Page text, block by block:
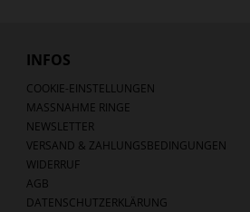
INFOS
COOKIE-EINSTELLUNGEN
MASSNAHME RINGE
NEWSLETTER
VERSAND & ZAHLUNGSBEDINGUNGEN
WIDERRUF
AGB
DATENSCHUTZERKLÄRUNG